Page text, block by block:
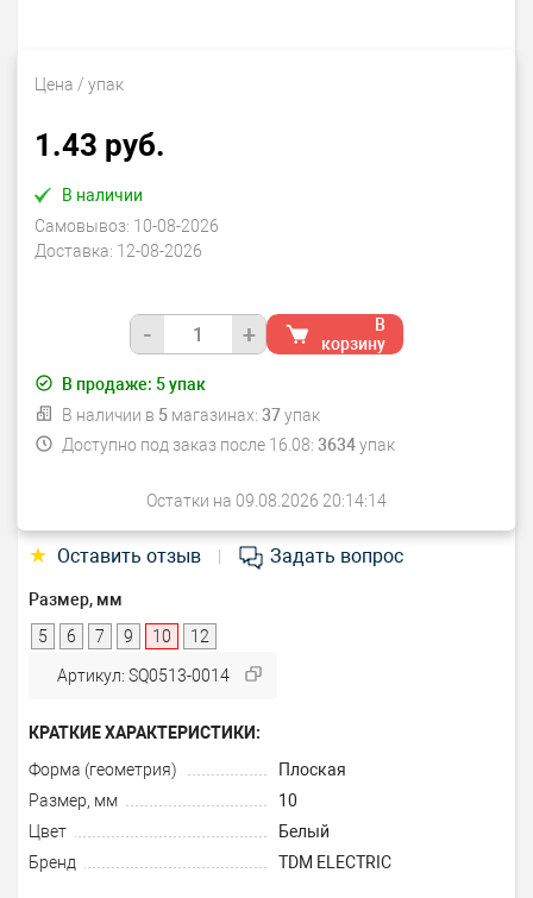
Цена / упак
1.43 руб.
В наличии
Самовывоз: 10-08-2026
Доставка: 12-08-2026
- +
В
корзину
В продаже: 5упак
В наличии в 5 магазинах: 37упак
Доступно под заказ после 16.08: 3634упак
Остатки на 09.08.2026 20:14:14
★ Оставить отзыв Задать вопрос
Размер, мм
5
6 7 9 10 12
Артикул: SQ0513-0014
КРАТКИЕ ХАРАКТЕРИСТИКИ:
Форма (геометрия)
Плоская
Размер, мм
10
Цвет
Белый
Бренд
TDM ELECTRIC